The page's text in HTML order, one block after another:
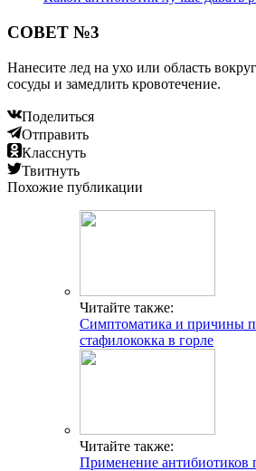
СОВЕТ №3
Нанесите лед на ухо или область
сосуды и замедлить кровотечение.
Поделиться
Отправить
Класснуть
Твитнуть
Похожие публикации
Читайте также:
Симптоматика и причины
стафилококка в горле
Читайте также:
Применение антибиотиков